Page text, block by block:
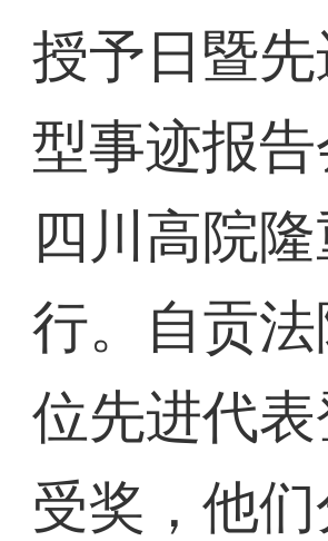
授予日暨
型事迹报告
四川高院
行。自贡
位先进代表
受奖，他们